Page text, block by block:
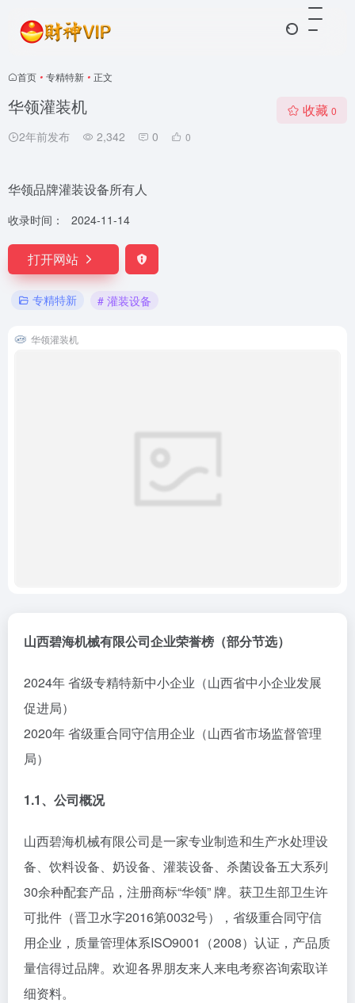
首页 • 专精特新 • 正文
华领灌装机
2年前发布 2,342 0 0
收藏 0
华领品牌灌装设备所有人
收录时间： 2024-11-14
打开网站
专精特新 # 灌装设备
华领灌装机
山西碧海机械有限公司企业荣誉榜（部分节选）
2024年 省级专精特新中小企业（山西省中小企业发展
促进局）
2020年 省级重合同守信用企业（山西省市场监督管理
局）
1.1、公司概况
山西碧海机械有限公司是一家专业制造和生产水处理设
备、饮料设备、奶设备、灌装设备、杀菌设备五大系列
30余种配套产品，注册商标“华领” 牌。获卫生部卫生许
可批件（晋卫水字2016第0032号），省级重合同守信
用企业，质量管理体系ISO9001（2008）认证，产品质
量信得过品牌。欢迎各界朋友来人来电考察咨询索取详
细资料。